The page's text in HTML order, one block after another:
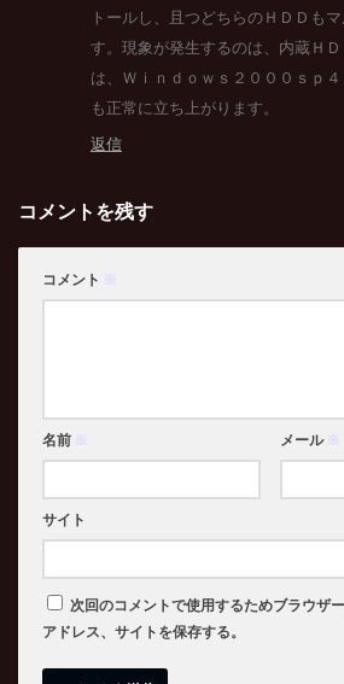
トールし、且つどちらのＨＤＤも
す。現象が発生するのは、内蔵Ｈ
は、Ｗｉｎｄｏｗｓ２０００ｓｐ
も正常に立ち上がります。
返信
コメントを残す
コメント ※
名前 ※ メール ※
サイト
次回のコメントで使用するためブラウザ
アドレス、サイトを保存する。